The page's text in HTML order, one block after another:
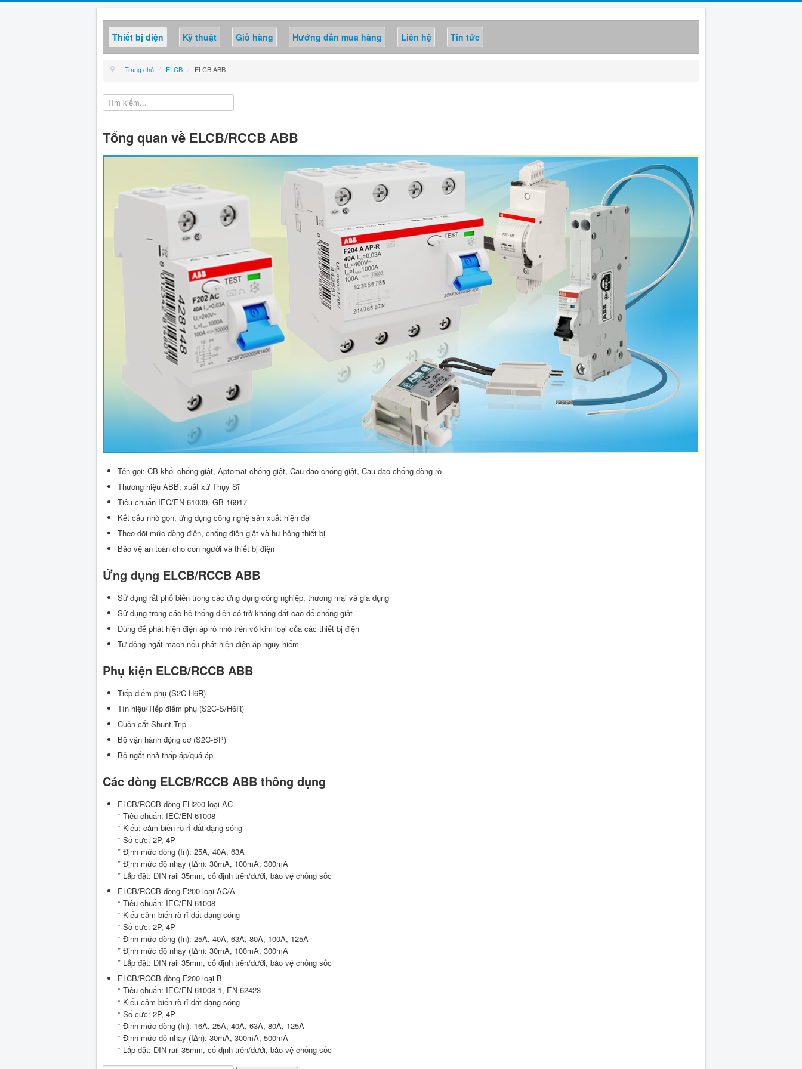
Thiết bị điện Kỹ thuật Giỏ hàng Hướng dẫn mua hàng Liên hệ Tin tức
Trang chủ / ELCB / ELCB ABB
Tổng quan về ELCB/RCCB ABB
Tên gọi: CB khối chống giật, Aptomat chống giật, Cầu dao chống giật, Cầu dao chống dòng rò
Thương hiệu ABB, xuất xứ Thụy Sĩ
Tiêu chuẩn IEC/EN 61009, GB 16917
Kết cấu nhỏ gọn, ứng dụng công nghệ sản xuất hiện đại
Theo dõi mức dòng điện, chống điện giật và hư hỏng thiết bị
Bảo vệ an toàn cho con người và thiết bị điện
Ứng dụng ELCB/RCCB ABB
Sử dụng rất phổ biến trong các ứng dụng công nghiệp, thương mại và gia dụng
Sử dụng trong các hệ thống điện có trở kháng đất cao để chống giật
Dùng để phát hiện điện áp rò nhỏ trên vỏ kim loại của các thiết bị điện
Tự động ngắt mạch nếu phát hiện điện áp nguy hiểm
Phụ kiện ELCB/RCCB ABB
Tiếp điểm phụ (S2C-H6R)
Tín hiệu/Tiếp điểm phụ (S2C-S/H6R)
Cuộn cắt Shunt Trip
Bộ vận hành động cơ (S2C-BP)
Bộ ngắt nhả thấp áp/quá áp
Các dòng ELCB/RCCB ABB thông dụng
ELCB/RCCB dòng FH200 loại AC
* Tiêu chuẩn: IEC/EN 61008
* Kiểu: cảm biến rò rỉ đất dạng sóng
* Số cực: 2P, 4P
* Định mức dòng (In): 25A, 40A, 63A
* Định mức độ nhạy (I∆n): 30mA, 100mA, 300mA
* Lắp đặt: DIN rail 35mm, cố định trên/dưới, bảo vệ chống sốc
ELCB/RCCB dòng F200 loại AC/A
* Tiêu chuẩn: IEC/EN 61008
* Kiểu cảm biến rò rỉ đất dạng sóng
* Số cực: 2P, 4P
* Định mức dòng (In): 25A, 40A, 63A, 80A, 100A, 125A
* Định mức độ nhạy (I∆n): 30mA, 100mA, 300mA
* Lắp đặt: DIN rail 35mm, cố định trên/dưới, bảo vệ chống sốc
ELCB/RCCB dòng F200 loại B
* Tiêu chuẩn: IEC/EN 61008-1, EN 62423
* Kiểu cảm biến rò rỉ đất dạng sóng
* Số cực: 2P, 4P
* Định mức dòng (In): 16A, 25A, 40A, 63A, 80A, 125A
* Định mức độ nhạy (I∆n): 30mA, 300mA, 500mA
* Lắp đặt: DIN rail 35mm, cố định trên/dưới, bảo vệ chống sốc